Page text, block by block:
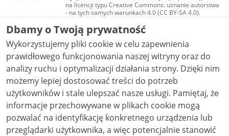
na licencji typu Creative Commons: uznanie autorstwa
- na tych samych warunkach 4.0 (CC BY-SA 4.0).
Materiały audiowizualne, w tym zdjęcia, materiały
audio i wideo, są udostępniane na licencji typu
Creative Commons: uznanie autorstwa użycie
niekomercyjne - bez utworów zależnych 4.0 (CC BY-
NC-ND 4.0), o ile nie jest to stwierdzone inaczej.
Dbamy o Twoją prywatność
Wykorzystujemy pliki cookie w celu zapewnienia
prawidłowego funkcjonowania naszej witryny oraz do
analizy ruchu i optymalizacji działania strony. Dzięki nim
możemy lepiej dostosować treści do potrzeb
użytkowników i stale ulepszać nasze usługi. Pamiętaj, że
informacje przechowywane w plikach cookie mogą
pozwalać na identyfikację konkretnego urządzenia lub
przeglądarki użytkownika, a więc potencjalnie stanowić